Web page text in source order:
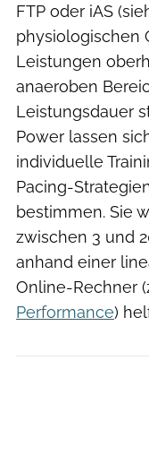
FTP oder iAS
physiologischen
Leistungen
anaeroben
Leistungsdauer
Power lassen
individuelle
Pacing-
bestimmen. Sie
zwischen 3 und
anhand einer
Online-Rechner
Performance)